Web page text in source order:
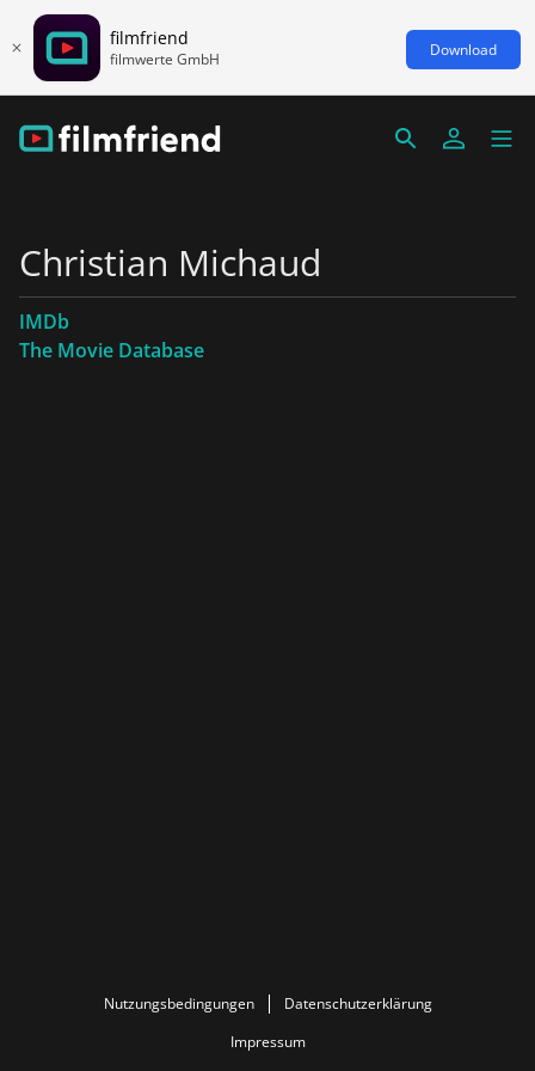
filmfriend
filmwerte GmbH Download
Christian Michaud
IMDb
The Movie Database
Nutzungsbedingungen
Datenschutzerklärung
Impressum